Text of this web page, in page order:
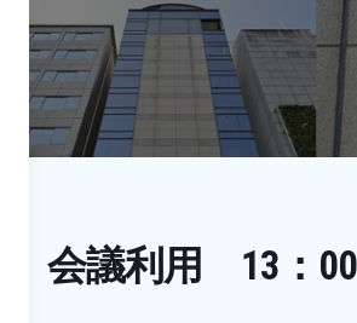
会議利用 13：00